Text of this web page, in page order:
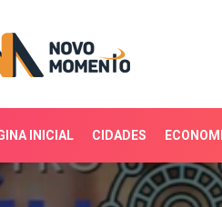
INICIAL CIDADES
mineiro é